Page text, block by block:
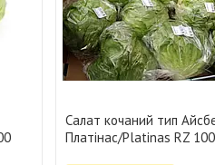
Салат кочаний тип
Платінас/Platinas RZ